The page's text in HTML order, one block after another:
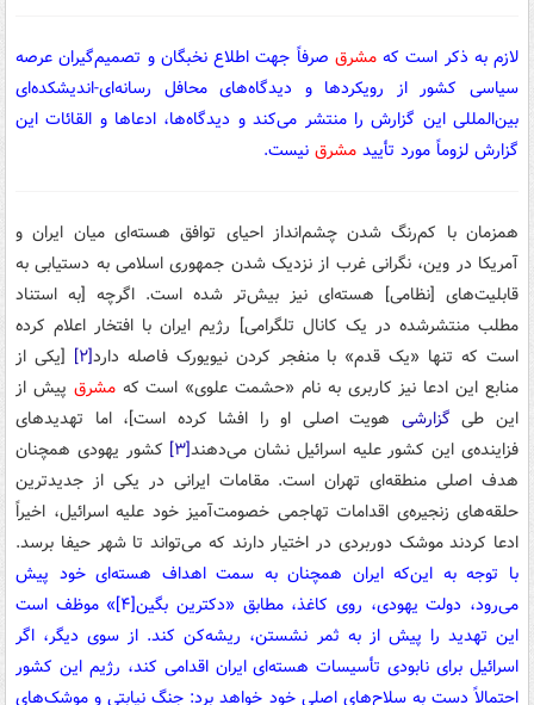
لازم به ذکر است کهمشرق صرفاً جهت اطلاع نخبگان و تصمیم‌گیران عرصه
سیاسی کشور از رویکردها و دیدگاه‌های محافل رسانه‌ای-اندیشکده‌ای
بین‌المللی این گزارش را منتشر می‌کند و دیدگاه‌ها، ادعاها و القائات این
گزارش‌ لزوماً مورد تأیید مشرق نیست.
همزمان با کم‌رنگ شدن چشم‌انداز احیای توافق هسته‌ای میان ایران و
آمریکا در وین، نگرانی غرب از نزدیک شدن جمهوری اسلامی به دستیابی به
قابلیت‌های [نظامی] هسته‌ای نیز بیش‌تر شده است. اگرچه [به استناد
مطلب منتشرشده در یک کانال تلگرامی] رژیم ایران با افتخار اعلام کرده
است که تنها «یک قدم» با منفجر کردن نیویورک فاصله دارد[۲] [یکی از
منابع این ادعا نیز کاربری به نام «حشمت علوی» است کهمشرق پیش از
این طی گزارشی هویت اصلی او را افشا کرده است]، اما تهدیدهای
فزاینده‌ی این کشور علیه اسرائیل نشان می‌دهند[۳] کشور یهودی همچنان
هدف اصلی منطقه‌ای تهران است. مقامات ایرانی در یکی از جدیدترین
حلقه‌های زنجیره‌ی اقدامات تهاجمی خصومت‌آمیز خود علیه اسرائیل، اخیراً
ادعا کردند موشک دوربردی در اختیار دارند که می‌تواند تا شهر حیفا برسد.
با توجه به این‌که ایران همچنان به سمت اهداف هسته‌ای خود پیش
می‌رود، دولت یهودی، روی کاغذ، مطابق «دکترین بگین[۴]» موظف است
این تهدید را پیش از به ثمر نشستن، ریشهکن کند. از سوی دیگر، اگر
اسرائیل برای نابودی تأسیسات هسته‌ای ایران اقدامی کند، رژیم این کشور
احتمالاً دست به سلاح‌های اصلی خود خواهد برد: جنگ نیابتی و موشک‌های